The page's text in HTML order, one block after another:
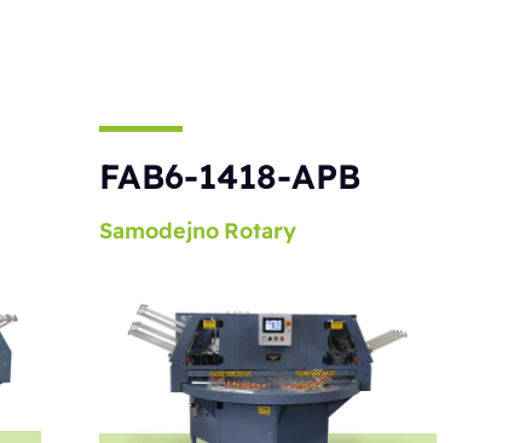
FAB6-1418-APB
Samodejno Rotary